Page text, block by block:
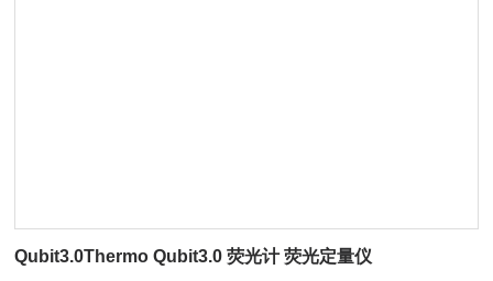
Qubit3.0Thermo Qubit3.0 荧光计 荧光定量仪